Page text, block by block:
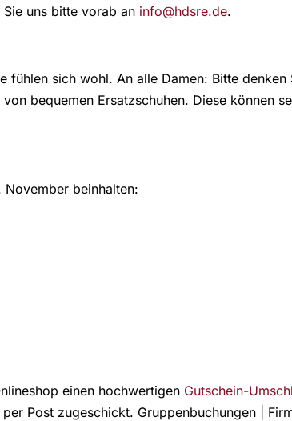
uns bitte vorab an info@hdsre.de.
fühlen sich wohl. An alle Damen: Bitte
bequemen Ersatzschuhen. Diese können
November beinhalten:
einen hochwertigen Gutschein-
Post zugeschickt. Gruppenbuchungen |